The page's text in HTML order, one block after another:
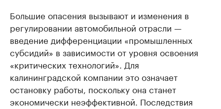
Большие опасения вызывают и изменения в
регулировании автомобильной отрасли —
введение дифференциации «промышленных
субсидий» в зависимости от уровня освоения
«критических технологий». Для
калининградской компании это означает
остановку работы, поскольку она станет
экономически неэффективной. Последствия